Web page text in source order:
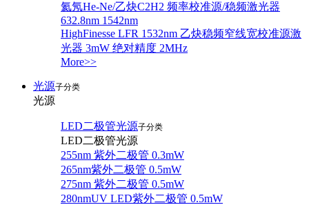
氦氖He-Ne/乙炔C2H2 频率校准源/稳频激光器
632.8nm 1542nm
HighFinesse LFR 1532nm 乙炔稳频窄线宽校准源激
光器 3mW 绝对精度 2MHz
More>>
光源子分类
光源
LED二极管光源子分类
LED二极管光源
255nm 紫外二极管 0.3mW
265nm紫外二极管 0.5mW
275nm 紫外二极管 0.5mW
280nmUV LED紫外二极管 0.5mW